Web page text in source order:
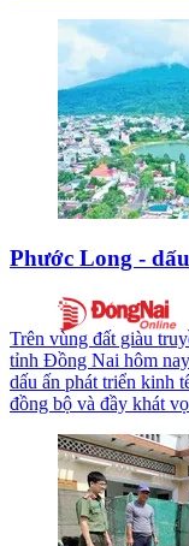
Phước Long -
Trên vùng đất giàu
tỉnh Đồng Nai hôm
dấu ấn phát triển kinh
đồng bộ và đầy khát